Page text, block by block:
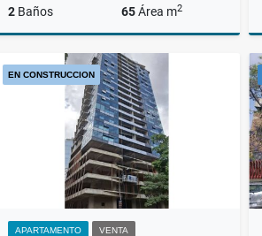
2 Baños 65Área m2
US$600
EN CONSTRUCCION
APARTAMENTO VENTA